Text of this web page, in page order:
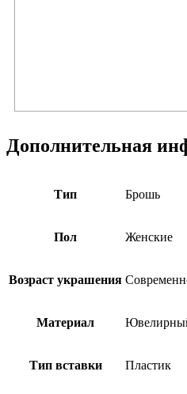
Дополнительная
Тип Брошь
Пол Женские
Возраст украшения
Материал
Тип вставки Пластик